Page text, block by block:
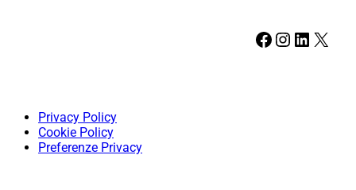
Facebook Instagram LinkedIn X
Privacy Policy
Cookie Policy
Preferenze Privacy